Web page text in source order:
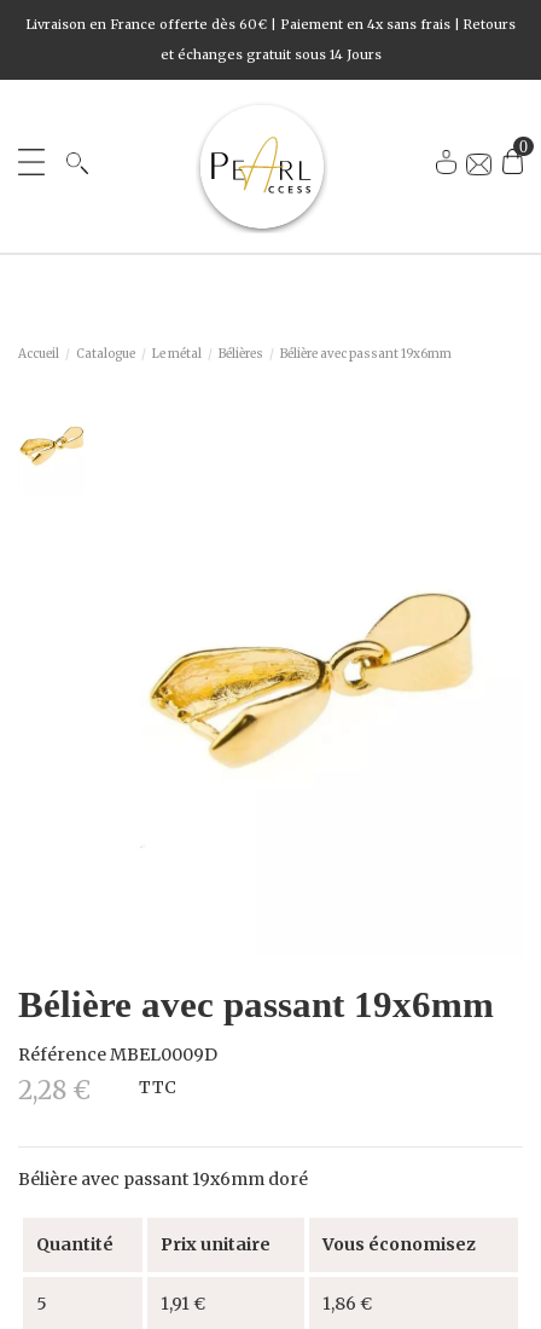
Livraison en France offerte dès 60€ | Paiement en 4x sans frais | Retours
et échanges gratuit sous 14 Jours
0
Accueil Catalogue Le métal Bélières Bélière avec passant 19x6mm
Bélière avec passant 19x6mm
RéférenceMBEL0009D
2,28 € TTC
Bélière avec passant 19x6mm doré
Quantité Prix unitaire Vous économisez
5 1,91 € 1,86 €